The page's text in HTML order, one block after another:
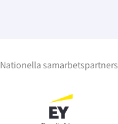
Nationella samarbetspartners